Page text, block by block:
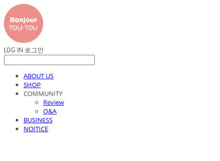
LOG IN 로그인
ABOUT US
SHOP
COMMUNITY
Review
Q&A
BUSINESS
NOITICE